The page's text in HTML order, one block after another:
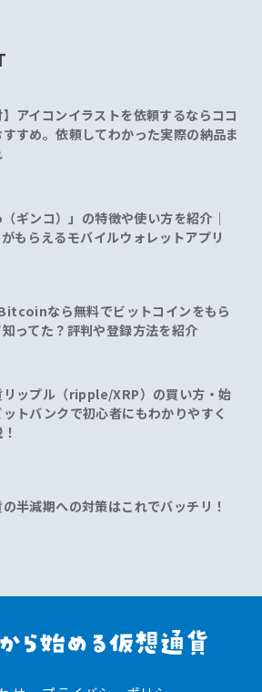
】アイコンイラストを依頼するならココ
すめ。依頼してわかった実際の納品ま
（ギンコ）」の特徴や使い方を紹介｜
もらえるモバイルウォレットアプリ
なら無料でビットコインをもら
知ってた？評判や登録方法を紹介
リップル（ripple/XRP）の買い方・始
トバンクで初心者にもわかりやすく
半減期への対策はこれでバッチリ！